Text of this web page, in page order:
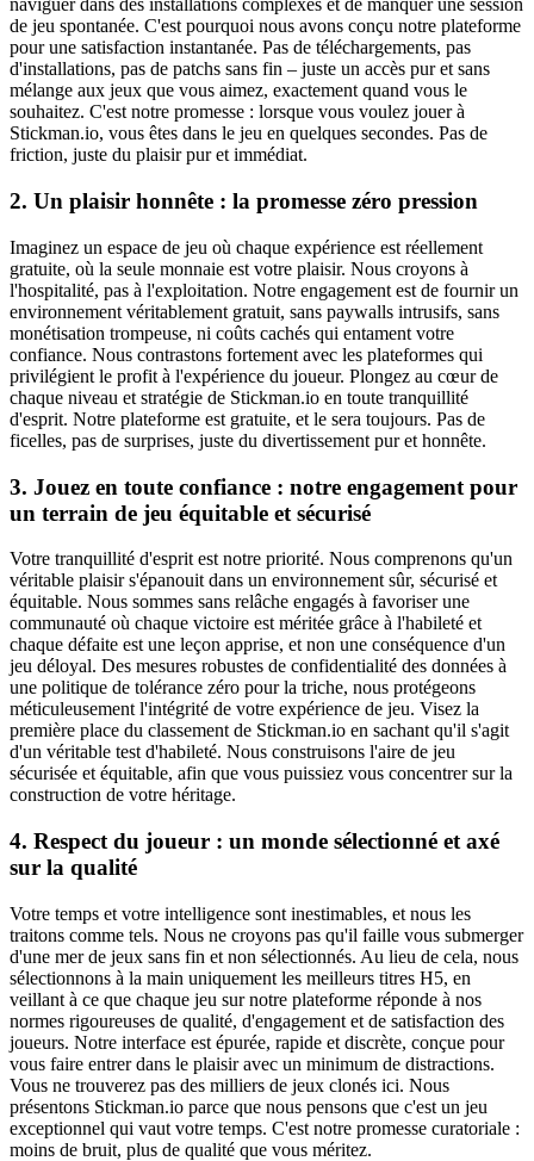
naviguer dans des installations complexes et de manquer une session
de jeu spontanée. C'est pourquoi nous avons conçu notre plateforme
pour une satisfaction instantanée. Pas de téléchargements, pas
d'installations, pas de patchs sans fin – juste un accès pur et sans
mélange aux jeux que vous aimez, exactement quand vous le
souhaitez. C'est notre promesse : lorsque vous voulez jouer à
Stickman.io, vous êtes dans le jeu en quelques secondes. Pas de
friction, juste du plaisir pur et immédiat.
2. Un plaisir honnête : la promesse zéro pression
Imaginez un espace de jeu où chaque expérience est réellement
gratuite, où la seule monnaie est votre plaisir. Nous croyons à
l'hospitalité, pas à l'exploitation. Notre engagement est de fournir un
environnement véritablement gratuit, sans paywalls intrusifs, sans
monétisation trompeuse, ni coûts cachés qui entament votre
confiance. Nous contrastons fortement avec les plateformes qui
privilégient le profit à l'expérience du joueur. Plongez au cœur de
chaque niveau et stratégie de Stickman.io en toute tranquillité
d'esprit. Notre plateforme est gratuite, et le sera toujours. Pas de
ficelles, pas de surprises, juste du divertissement pur et honnête.
3. Jouez en toute confiance : notre engagement pour
un terrain de jeu équitable et sécurisé
Votre tranquillité d'esprit est notre priorité. Nous comprenons qu'un
véritable plaisir s'épanouit dans un environnement sûr, sécurisé et
équitable. Nous sommes sans relâche engagés à favoriser une
communauté où chaque victoire est méritée grâce à l'habileté et
chaque défaite est une leçon apprise, et non une conséquence d'un
jeu déloyal. Des mesures robustes de confidentialité des données à
une politique de tolérance zéro pour la triche, nous protégeons
méticuleusement l'intégrité de votre expérience de jeu. Visez la
première place du classement de Stickman.io en sachant qu'il s'agit
d'un véritable test d'habileté. Nous construisons l'aire de jeu
sécurisée et équitable, afin que vous puissiez vous concentrer sur la
construction de votre héritage.
4. Respect du joueur : un monde sélectionné et axé
sur la qualité
Votre temps et votre intelligence sont inestimables, et nous les
traitons comme tels. Nous ne croyons pas qu'il faille vous submerger
d'une mer de jeux sans fin et non sélectionnés. Au lieu de cela, nous
sélectionnons à la main uniquement les meilleurs titres H5, en
veillant à ce que chaque jeu sur notre plateforme réponde à nos
normes rigoureuses de qualité, d'engagement et de satisfaction des
joueurs. Notre interface est épurée, rapide et discrète, conçue pour
vous faire entrer dans le plaisir avec un minimum de distractions.
Vous ne trouverez pas des milliers de jeux clonés ici. Nous
présentons Stickman.io parce que nous pensons que c'est un jeu
exceptionnel qui vaut votre temps. C'est notre promesse curatoriale :
moins de bruit, plus de qualité que vous méritez.